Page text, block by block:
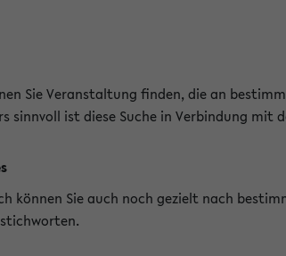
Sie Veranstaltung finden, die an
sinnvoll ist diese Suche in Verbindung
können Sie auch noch gezielt nach